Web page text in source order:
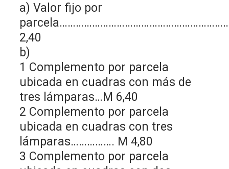
a) Valor fijo por
2,40
b)
1 Complemento por parcela
ubicada en cuadras con más de
tres lámparas…M 6,40
2 Complemento por parcela
ubicada en cuadras con tres
lámparas……………. M 4,80
3 Complemento por parcela